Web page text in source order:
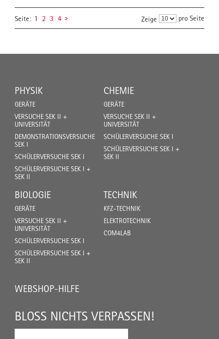
Seite: 1 2 3 4 Zeige pro Seite
PHYSIK
GERÄTE
VERSUCHE SEK II +
UNIVERSITÄT
DEMONSTRATIONSVERSUCHE
SEK I
SCHÜLERVERSUCHE SEK I
SCHÜLERVERSUCHE SEK I +
SEK II
CHEMIE
GERÄTE
VERSUCHE SEK II +
UNIVERSITÄT
SCHÜLERVERSUCHE SEK I
SCHÜLERVERSUCHE SEK I +
SEK II
BIOLOGIE
GERÄTE
VERSUCHE SEK II +
UNIVERSITÄT
SCHÜLERVERSUCHE SEK I
SCHÜLERVERSUCHE SEK I +
SEK II
TECHNIK
KFZ-TECHNIK
ELEKTROTECHNIK
COM4LAB
WEBSHOP-HILFE
BLOSS NICHTS VERPASSEN!